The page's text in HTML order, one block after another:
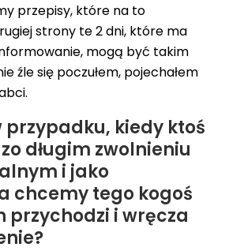
przepisy, które na to
strony te 2 dni, które ma
mogą być takim
źle się poczułem, pojechałem
przypadku, kiedy ktoś
długim zwolnieniu
i jako
chcemy tego kogoś
przychodzi i wręcza